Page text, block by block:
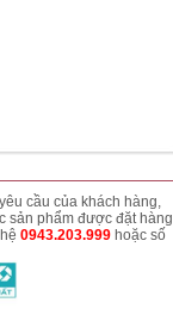
cầu của khách hàng,
sản phẩm được đặt hàng
0943.203.999 hoặc số